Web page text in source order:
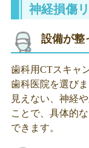
神経損傷
設備が整
歯科用CTスキャ
歯科医院を選び
見えない、神経
ことで、具体的
できます。